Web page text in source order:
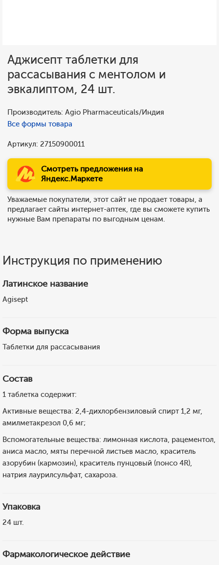
Аджисепт таблетки для
рассасывания с ментолом и
эвкалиптом, 24 шт.
Производитель: Agio Pharmaceuticals/Индия
Все формы товара
Артикул: 27150900011
Смотреть предложения на
Яндекс.Маркете
Уважаемые покупатели, этот сайт не продает товары, а
предлагает сайты интернет-аптек, где вы сможете купить
нужные Вам препараты по выгодным ценам.
Инструкция по применению
Латинское название
Agisept
Форма выпуска
Таблетки для рассасывания
Состав
1 таблетка содержит:
Активные вещества: 2,4-дихлорбензиловый спирт 1,2 мг,
амилметакрезол 0,6 мг;
Вспомогательные вещества: лимонная кислота, рацементол,
аниса масло, мяты перечной листьев масло, краситель
азорубин (кармозин), краситель пунцовый (понсо 4R),
натрия лаурилсульфат, сахароза.
Упаковка
24 шт.
Фармакологическое действие